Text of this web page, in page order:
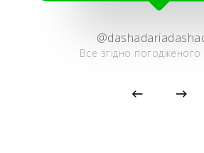
Все згідно